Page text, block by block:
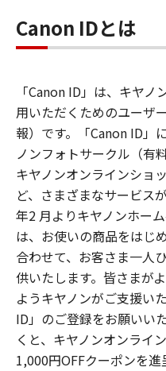
Canon IDとは
「Canon ID」は、キヤ
用いただくためのユーザ
報）です。「Canon ID」
ノンフォトサークル（有
キヤノンオンラインショ
ど、さまざまなサービス
年2 月よりキヤノンホー
は、お使いの商品をはじ
合わせて、お客さま一人
供いたします。皆さまが
ようキヤノンがご支援い
ID」のご登録をお願いい
くと、キヤノンオンライ
1,000円OFFクーポンを進